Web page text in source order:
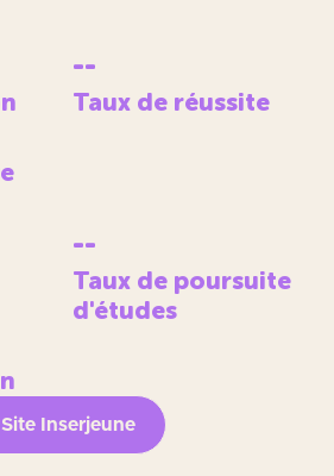
--
Taux de réussite
--
Taux de poursuite
d'études
Site Inserjeune